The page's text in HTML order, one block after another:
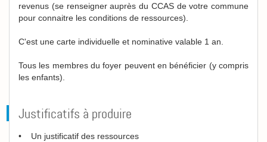
revenus (se renseigner auprès du CCAS de votre commune
pour connaitre les conditions de ressources).
C'est une carte individuelle et nominative valable 1 an.
Tous les membres du foyer peuvent en bénéficier (y compris
les enfants).
Justificatifs à produire
• Un justificatif des ressources